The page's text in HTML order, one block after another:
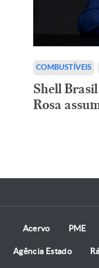
COMBUSTÍVEIS
Shell
Rosa
Acervo PME
Agência Estado